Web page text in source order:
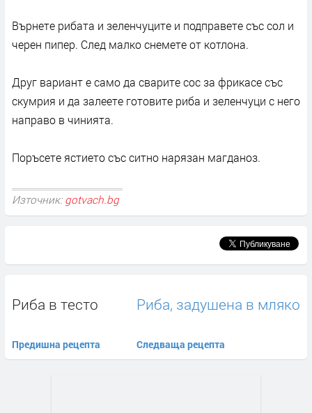
Върнете рибата и зеленчуците и подправете със сол и
черен пипер. След малко снемете от котлона.
Друг вариант е само да сварите сос за фрикасе със
скумрия и да залеете готовите риба и зеленчуци с него
направо в чинията.
Поръсете ястието със ситно нарязан магданоз.
Източник: gotvach.bg
Риба в тесто
Предишна рецепта
Риба, задушенa в мляко
Следваща рецепта